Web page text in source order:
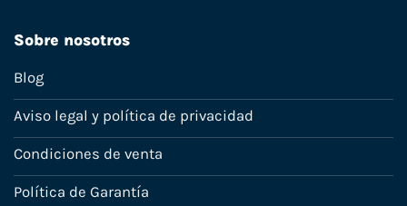
Sobre nosotros
Blog
Aviso legal y política de privacidad
Condiciones de venta
Política de Garantía